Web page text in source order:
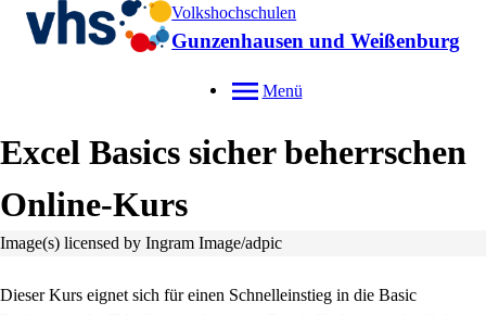
Volkshochschulen
Gunzenhausen und Weißenburg
Menü
Excel Basics sicher beherrschen
Online-Kurs
Image(s) licensed by Ingram Image/adpic
Dieser Kurs eignet sich für einen Schnelleinstieg in die Basic